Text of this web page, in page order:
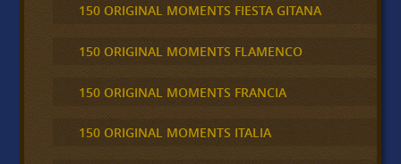
150 ORIGINAL MOMENTS FIESTA GITANA
150 ORIGINAL MOMENTS FLAMENCO
150 ORIGINAL MOMENTS FRANCIA
150 ORIGINAL MOMENTS ITALIA